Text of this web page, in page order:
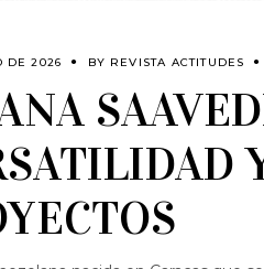
DE 2026 BY REVISTA ACTITUDES